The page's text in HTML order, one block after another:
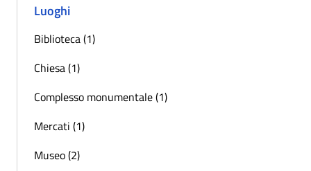
Luoghi
Biblioteca (1)
Chiesa (1)
Complesso monumentale (1)
Mercati (1)
Museo (2)